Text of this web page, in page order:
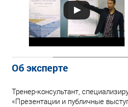
Об эксперте
Тренер-консультант,
«Презентации и публичные